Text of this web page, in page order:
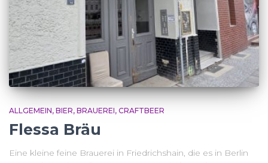
ALLGEMEIN BIER BRAUEREI CRAFTBEER
Flessa Bräu
Eine kleine feine Brauerei in Friedrichshain, die es in Berlin